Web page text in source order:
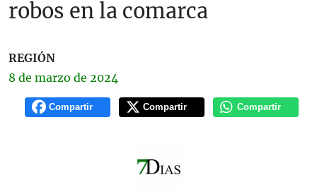
robos en la comarca
REGIÓN
8 de marzo de 2024
Compartir Compartir Compartir